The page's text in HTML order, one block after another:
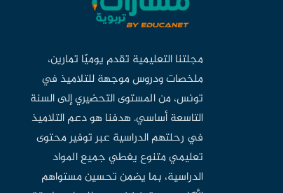
مجلتنا التعليمية تقدم يوميًا تمارين،
ملخصات ودروس موجهة للتلاميذ في
تونس، من المستوى التحضيري إلى السنة
التاسعة أساسي. هدفنا هو دعم التلاميذ
في رحلتهم الدراسية عبر توفير محتوى
تعليمي متنوع يغطي جميع المواد
الدراسية، بما يضمن تحسين مستواهم